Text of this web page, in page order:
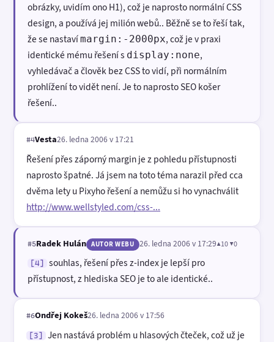
obrázky, uvidím ono H1), což je naprosto normální CSS
design, a používá jej milión webů.. Běžně se to řeší tak,
že se nastavímargin:-2000px, což je v praxi
identické mému řešení s display:none,
vyhledávač a člověk bez CSS to vidí, při normálním
prohlížení to vidět není. Je to naprosto SEO košer
řešení..
#4Vesta26. ledna 2006 v 17:21
Řešení přes záporný margin je z pohledu přístupnosti
naprosto špatné. Já jsem na toto téma narazil před cca
dvěma lety u Pixyho řešení a nemůžu si ho vynachválit
http://www.wellstyled.com/css-...
#5Radek Hulán AUTOR WEBU 26. ledna 2006 v 17:29▲10 ▼0
[4]
souhlas, řešení přes z-index je lepší pro
přístupnost, z hlediska SEO je to ale identické..
#6Ondřej Kokeš26. ledna 2006 v 17:56
[3]
Jen nastává problém u hlasových čteček, což už je